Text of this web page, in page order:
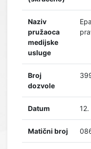
Naziv
pružaoca
medijske
usluge
Broj
dozvole
Datum
Matični broj